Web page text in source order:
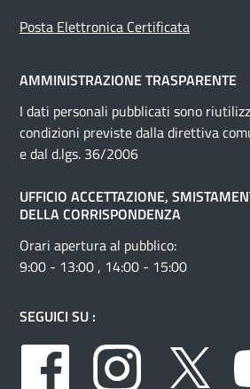
Posta Elettronica Certificata
AMMINISTRAZIONE TRASPARENTE
I dati personali pubblicati sono
condizioni previste dalla direttiva
e dal d.lgs. 36/2006
UFFICIO ACCETTAZIONE,
DELLA CORRISPONDENZA
Orari apertura al pubblico:
9:00 - 13:00 , 14:00 - 15:00
SEGUICI SU :
Facebook
Instagram